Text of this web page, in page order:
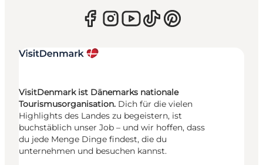
VisitDenmark ist Dänemarks nationale
Tourismusorganisation. Dich für die vielen
Highlights des Landes zu begeistern, ist
buchstäblich unser Job – und wir hoffen, dass
du jede Menge Dinge findest, die du
unternehmen und besuchen kannst.